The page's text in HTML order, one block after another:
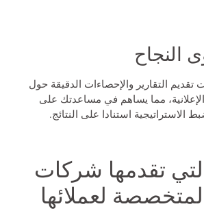
النجاح
تقديم التقارير والإحصاءات الدقيقة حول
مما يساهم في مساعدتك على
استنادا على النتائج.
تقدمها شركات
لعملائها